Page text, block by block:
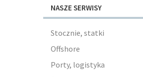
NASZE SERWISY
Stocznie, statki
Offshore
Porty, logistyka